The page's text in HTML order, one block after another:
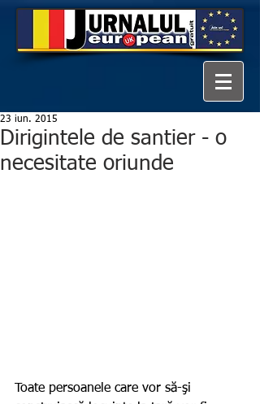
Dirigintele de santier - o
necesitate oriunde
23 iun. 2015
Toate persoanele care vor să-şi